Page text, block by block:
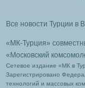
Все новости Турции
«МК-Турция»
«Московский
Сетевое издание «МК в
Зарегистрировано
технологий и массовых